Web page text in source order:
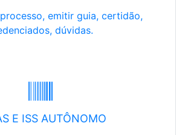
emitir guia, certidão,
dúvidas.
E ISS AUTÔNOMO